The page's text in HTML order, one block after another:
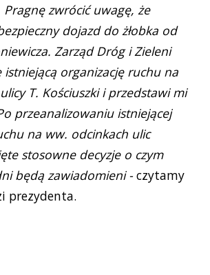
Pragnę zwrócić uwagę, że
dojazd do żłobka od
Zarząd Dróg i Zieleni
istniejącą organizację ruchu na
T. Kościuszki i przedstawi mi
przeanalizowaniu istniejącej
na ww. odcinkach ulic
stosowne decyzje o czym
będą zawiadomieni - czytamy
prezydenta.